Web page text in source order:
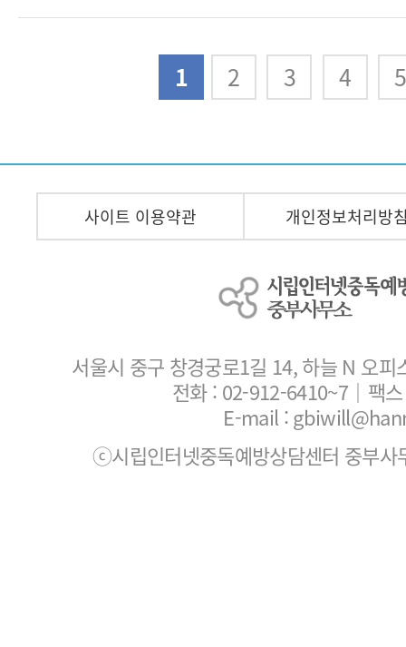
1 2 3 4 5
사이트 이용약관 개인정보처리방
서울시 중구 창경궁로1길 14, 하늘 N 오
전화 : 02-912-6410~7 ｜팩
E-mail :
ⓒ시립인터넷중독예방상담센터 중부